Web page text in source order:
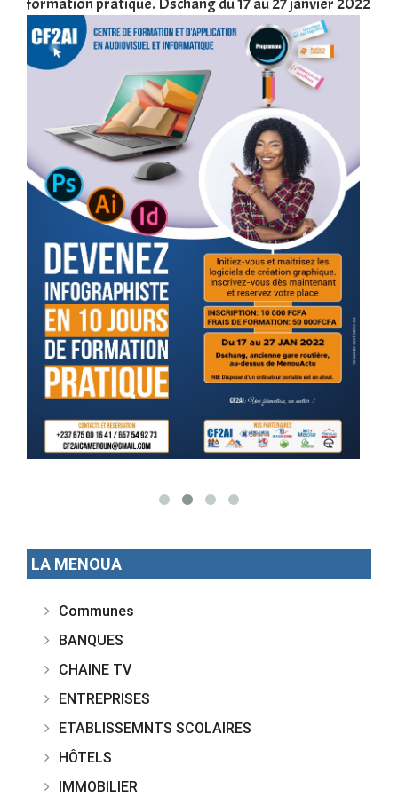
LA MENOUA
Communes
BANQUES
CHAINE TV
ENTREPRISES
ETABLISSEMNTS SCOLAIRES
HÔTELS
IMMOBILIER